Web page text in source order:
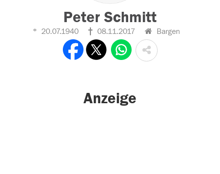
Peter Schmitt
20.07.1940 08.11.2017 Bargen
Anzeige